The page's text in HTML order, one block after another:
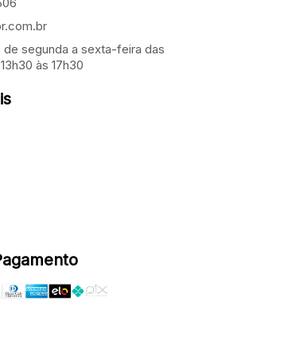
segunda a sexta-feira das
às 17h30